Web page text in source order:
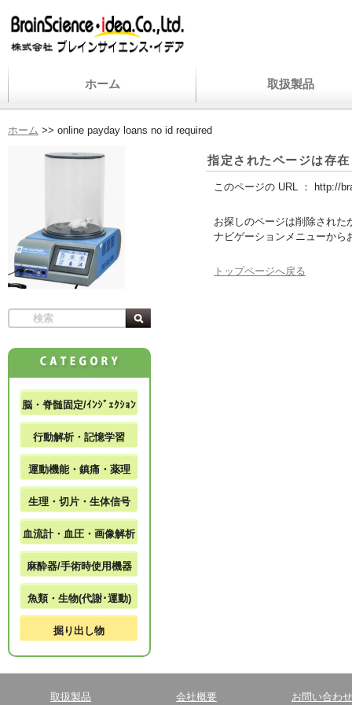
ホーム 取扱製品
ホーム >> online payday loans no id required
指定されたページは存
このページの URL ： http://
お探しのページは削除された
ナビゲーションメニューから
トップページへ戻る
脳・脊髄固定/ｲﾝｼﾞｪｸｼｮﾝ
行動解析・記憶学習
運動機能・鎮痛・薬理
生理・切片・生体信号
血流計・血圧・画像解析
麻酔器/手術時使用機器
魚類・生物(代謝･運動)
掘り出し物
取扱製品 会社概要 お問い合わせ